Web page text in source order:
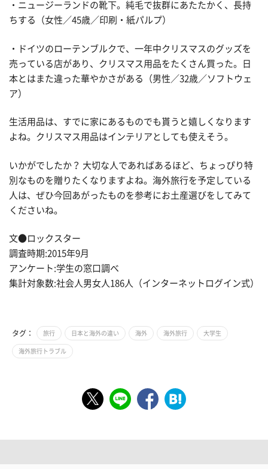
・ニュージーランドの靴下。純毛で抜群にあたたかく、長持
ちする（女性／45歳／印刷・紙パルプ）
・ドイツのローテンブルクで、一年中クリスマスのグッズを
売っている店があり、クリスマス用品をたくさん買った。日
本とはまた違った華やかさがある（男性／32歳／ソフトウェ
ア）
生活用品は、すでに家にあるものでも貰うと嬉しくなります
よね。クリスマス用品はインテリアとしても使えそう。
いかがでしたか？ 大切な人であればあるほど、ちょっぴり特
別なものを贈りたくなりますよね。海外旅行を予定している
人は、ぜひ今回あがったものを参考にお土産選びをしてみて
くださいね。
文●ロックスター
調査時期:2015年9月
アンケート:学生の窓口調べ
集計対象数:社会人男女人186人（インターネットログイン式）
タグ： 旅行 日本と海外の違い 海外 海外旅行 大学生
海外旅行トラブル